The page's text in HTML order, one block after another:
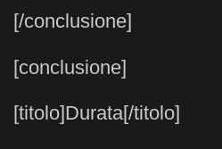
[/conclusione]
[conclusione]
[titolo]Durata[/titolo]